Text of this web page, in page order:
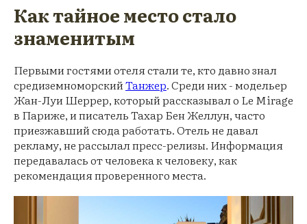
Как тайное место стало
знаменитым
Первыми гостями отеля стали те, кто давно знал
средиземноморскийТанжер. Среди них - модельер
Жан-Луи Шеррер, который рассказывал о Le Mirage
в Париже, и писатель Тахар Бен Желлун, часто
приезжавший сюда работать. Отель не давал
рекламу, не рассылал пресс-релизы. Информация
передавалась от человека к человеку, как
рекомендация проверенного места.